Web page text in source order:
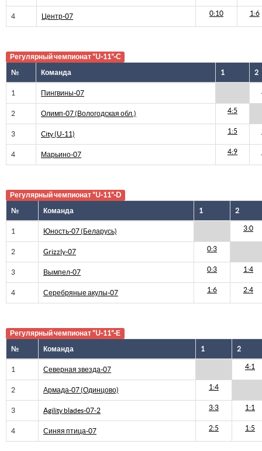
4 Центр-07 0:10 1:6
Регулярный чемпионат "U-11"-C
№ Команда 1 2
1 Пингвины-07
2 Олимп-07 (Вологодская обл.) 4:5
3 City (U-11) 1:5
4 Марьино-07 4:9
Регулярный чемпионат "U-11"-D
№ Команда 1 2
1 Юность-07 (Беларусь) 3:0
2 Grizzly-07 0:3
3 Вымпел-07 0:3 1:4
4 Серебряные акулы-07 1:6 2:4
Регулярный чемпионат "U-11"-Е
№ Команда 1 2
1 Северная звезда-07 4:1
2 Армада-07 (Одинцово) 1:4
3 Agility blades-07-2 3:3 1:1
4 Синяя птица-07 2:5 1:5